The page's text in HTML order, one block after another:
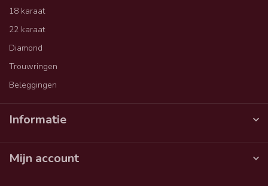
18 karaat
22 karaat
Diamond
Trouwringen
Beleggingen
Informatie
Mijn account